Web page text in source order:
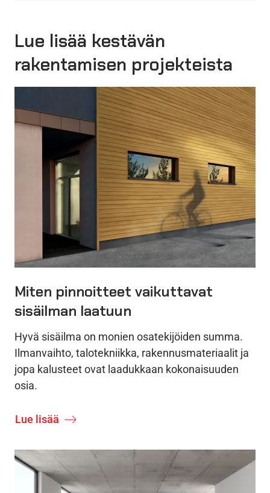
Lue lisää kestävän
rakentamisen projekteista
Miten pinnoitteet vaikuttavat
sisäilman laatuun
Hyvä sisäilma on monien osatekijöiden summa.
Ilmanvaihto, talotekniikka, rakennusmateriaalit ja
jopa kalusteet ovat laadukkaan kokonaisuuden
osia.
Lue lisää